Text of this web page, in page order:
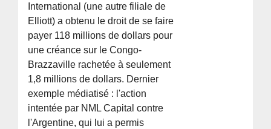
International (une autre filiale de
Elliott) a obtenu le droit de se faire
payer 118 millions de dollars pour
une créance sur le Congo-
Brazzaville rachetée à seulement
1,8 millions de dollars. Dernier
exemple médiatisé : l'action
intentée par NML Capital contre
l'Argentine, qui lui a permis